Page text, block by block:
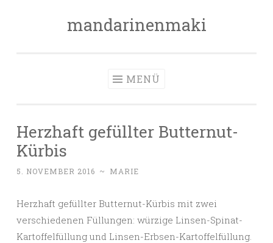
mandarinenmaki
MENÜ
Herzhaft gefüllter Butternut-
Kürbis
5. NOVEMBER 2016 ~ MARIE
Herzhaft gefüllter Butternut-Kürbis mit zwei
verschiedenen Füllungen: würzige Linsen-Spinat-
Kartoffelfüllung und Linsen-Erbsen-Kartoffelfüllung.